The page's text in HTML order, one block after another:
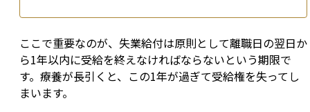
ここで重要なのが、失業給付は原則として離職日の翌日か
ら1年以内に受給を終えなければならないという期限で
す。療養が長引くと、この1年が過ぎて受給権を失ってし
まいます。